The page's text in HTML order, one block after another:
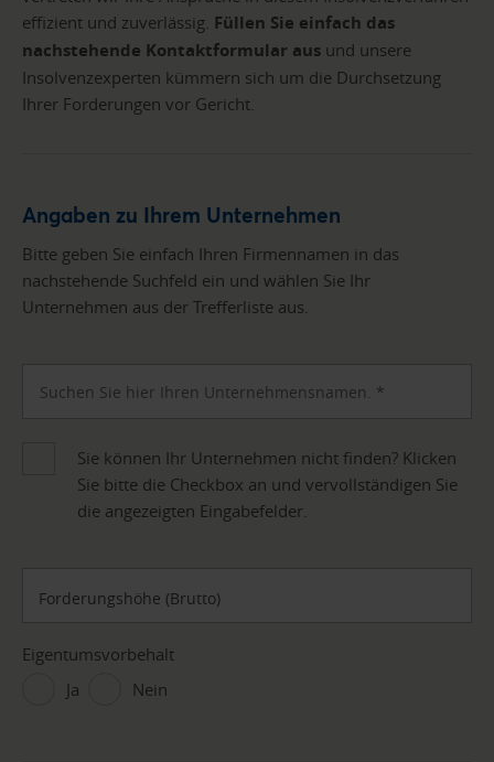
effizient und zuverlässig. Füllen Sie einfach das
nachstehende Kontaktformular aus und unsere
Insolvenzexperten kümmern sich um die Durchsetzung
Ihrer Forderungen vor Gericht.
Angaben zu Ihrem Unternehmen
Bitte geben Sie einfach Ihren Firmennamen in das
nachstehende Suchfeld ein und wählen Sie Ihr
Unternehmen aus der Trefferliste aus.
Sie können Ihr Unternehmen nicht finden? Klicken
Sie bitte die Checkbox an und vervollständigen Sie
die angezeigten Eingabefelder.
Forderungshöhe (Brutto)
Eigentumsvorbehalt
Ja
Nein